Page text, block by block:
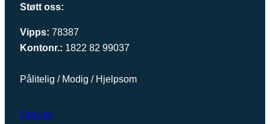
Støtt oss:
Vipps: 78387
Kontonr.: 1822 82 99037
Pålitelig / Modig / Hjelpsom
Om oss